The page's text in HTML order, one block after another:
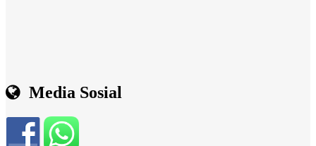
Media Sosial